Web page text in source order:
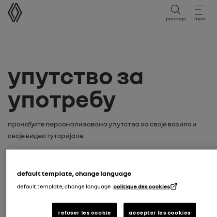
упутство за употребу
pretraga meni
упутство за
употребу
Пронађите персонализована упутства за своје возило и
своје видео туторијале.
tutorijal:
default template, change language
default template, change language politique des cookies
refuser les cookie accepter les cookies